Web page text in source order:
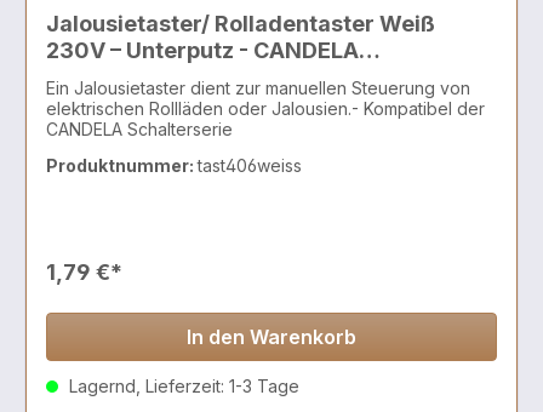
Jalousietaster/ Rolladentaster Weiß
230V – Unterputz - CANDELA
Schalterserie
Ein Jalousietaster dient zur manuellen Steuerung von
elektrischen Rollläden oder Jalousien.- Kompatibel der
CANDELA Schalterserie
Produktnummer:tast406weiss
1,79 €*
In den Warenkorb
Lagernd, Lieferzeit: 1-3 Tage